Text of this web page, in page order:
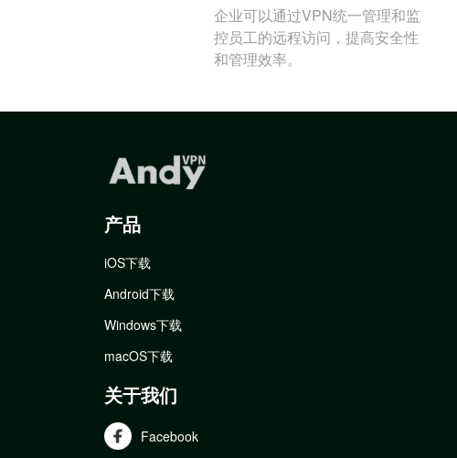
企业可以通过VPN统一管理和监
控员工的远程访问，提高安全性
和管理效率。
产品
iOS下载
Android下载
Windows下载
macOS下载
关于我们
Facebook